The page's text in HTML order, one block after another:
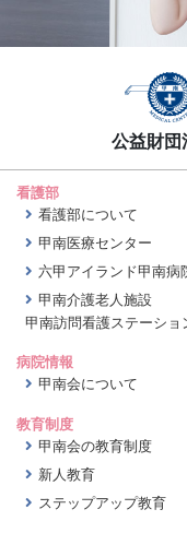
公益財団
看護部
看護部について
甲南医療センター
六甲アイランド甲南病
甲南介護老人施設
甲南訪問看護ステーショ
病院情報
甲南会について
教育制度
甲南会の教育制度
新人教育
ステップアップ教育